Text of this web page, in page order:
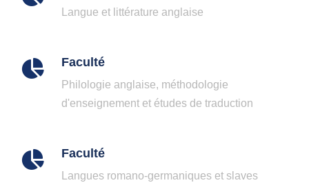
Langue et littérature anglaise
Faculté
Philologie anglaise, méthodologie
d'enseignement et études de traduction
Faculté
Langues romano-germaniques et slaves